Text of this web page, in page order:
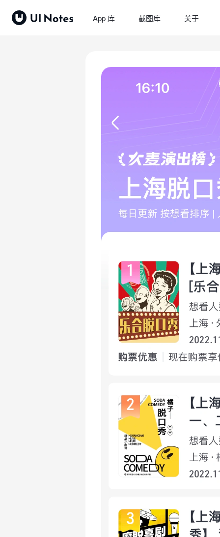
App 库 截图库 关于